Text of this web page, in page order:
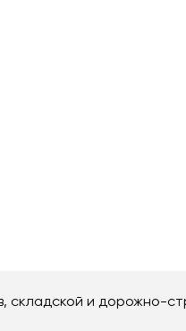
складской и дорожно-